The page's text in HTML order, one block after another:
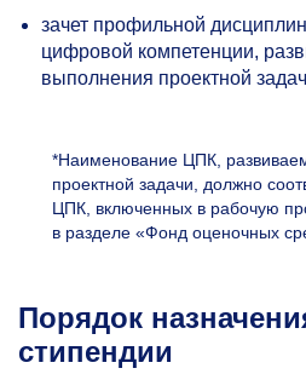
зачет профильной
цифровой компетенции,
выполнения проектной
*Наименование ЦПК,
проектной задачи, должно
ЦПК, включенных в рабочую
в разделе «Фонд оценочных
Порядок
стипендии